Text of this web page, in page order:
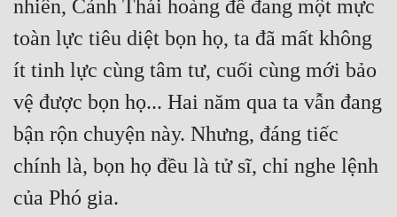
nhiên, Cảnh Thái hoàng đế đang một mực
toàn lực tiêu diệt bọn họ, ta đã mất không
ít tinh lực cùng tâm tư, cuối cùng mới bảo
vệ được bọn họ... Hai năm qua ta vẫn đang
bận rộn chuyện này. Nhưng, đáng tiếc
chính là, bọn họ đều là tử sĩ, chỉ nghe lệnh
của Phó gia.